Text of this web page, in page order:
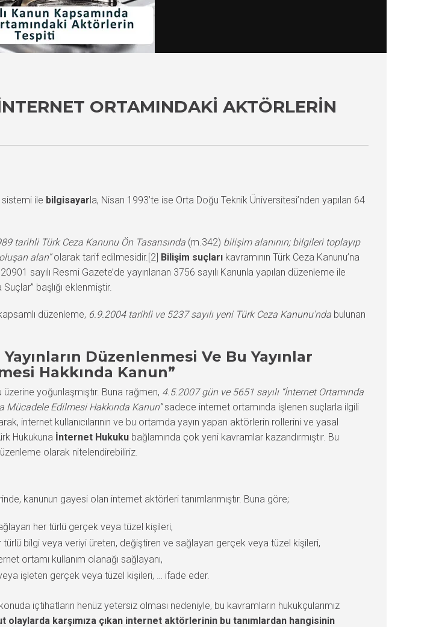
ORTAMINDAKI AKTÖRLERIN
sistemi ile bilgisayarla, Nisan 1993’te ise Orta Doğu Teknik Üniversitesi’nden yapılan 64
tarihli Türk Ceza Kanunu Ön Tasarısında (m.342) bilişim alanının; bilgileri toplayıp
alan”olarak tarif edilmesidir.[2] Bilişim suçları kavramının Türk Ceza Kanunu’na
sayılı Resmi Gazete’de yayınlanan 3756 sayılı Kanunla yapılan düzenleme ile
başlığı eklenmiştir.
düzenleme, 6.9.2004 tarihli ve 5237 sayılı yeni Türk Ceza Kanunu’nda bulunan
Düzenlenmesi Ve Bu Yayınlar
Hakkında Kanun”
yoğunlaşmıştır. Buna rağmen, 4.5.2007 gün ve 5651 sayılı “İnternet Ortamında
Mücadele Edilmesi Hakkında Kanun”sadece internet ortamında işlenen suçlarla ilgili
internet kullanıcılarının ve bu ortamda yayın yapan aktörlerin rollerini ve yasal
Hukukuna İnternet Hukuku bağlamında çok yeni kavramlar kazandırmıştır. Bu
olarak nitelendirebiliriz.
kanunun gayesi olan internet aktörleri tanımlanmıştır. Buna göre;
her türlü gerçek veya tüzel kişileri,
türlü bilgi veya veriyi üreten, değiştiren ve sağlayan gerçek veya tüzel kişileri,
ortamı kullanım olanağı sağlayanı,
işleten gerçek veya tüzel kişileri, … ifade eder.
içtihatların henüz yetersiz olması nedeniyle, bu kavramların hukukçularımız
olaylarda karşımıza çıkan internet aktörlerinin bu tanımlardan hangisinin